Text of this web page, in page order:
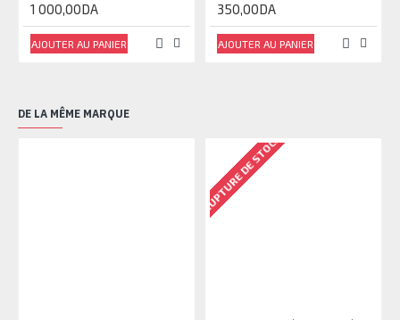
1 000,00DA
AJOUTER AU PANIER
350,00DA
AJOUTER AU PANIER
DE LA MÊME MARQUE
RUPTURE DE STOCK